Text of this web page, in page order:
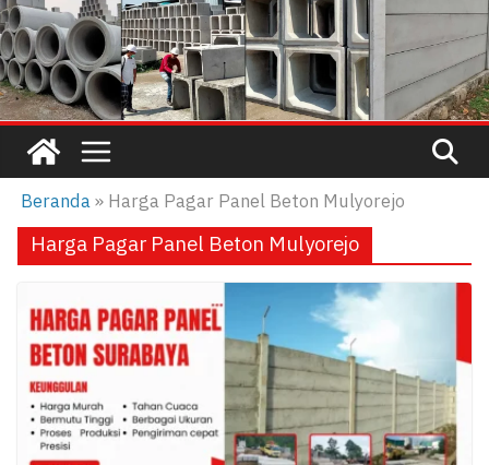
Beranda» Harga Pagar Panel Beton Mulyorejo
Harga Pagar Panel Beton Mulyorejo